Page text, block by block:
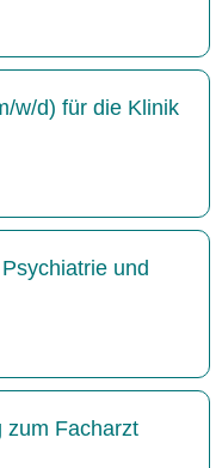
w/d) für die Klinik
und
zum Facharzt